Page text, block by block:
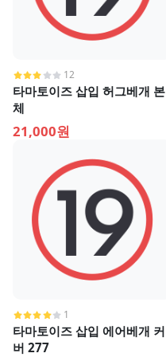
12
타마토이즈 삽입 허그베개 본
체
21,000원
1
타마토이즈 삽입 에어베개 커
버 277